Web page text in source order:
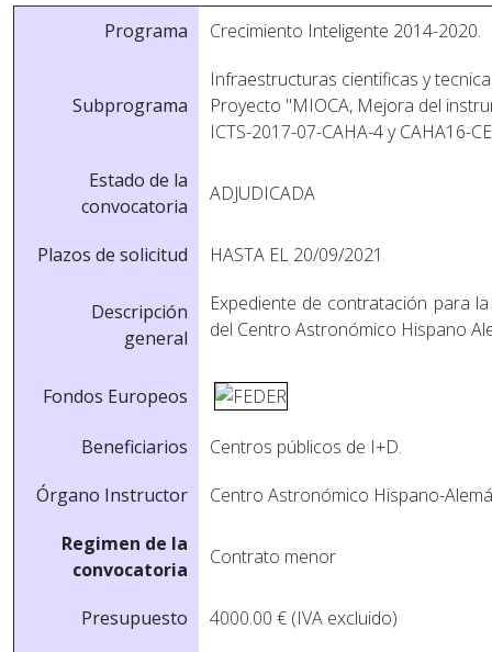
Programa Crecimiento Inteligente 2014-2020.
Subprograma
Infraestructuras cientificas y
Proyecto "MIOCA, Mejora del
ICTS-2017-07-CAHA-4 y CAHA16-
Estado de la
convocatoria
ADJUDICADA
Plazos de solicitud HASTA EL 20/09/2021
Descripción
general
Expediente de contratación para
del Centro Astronómico Hispano
Fondos Europeos
Beneficiarios
Centros públicos de I+D.
Órgano Instructor
Centro Astronómico Hispano-
Regimen de la
convocatoria
Contrato menor
Presupuesto 4000.00 € (IVA excluido)